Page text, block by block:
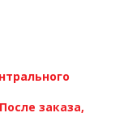
заказа,